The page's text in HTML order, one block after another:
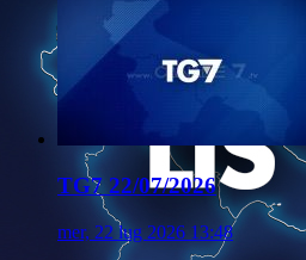
TG7 22/07/2026
mer, 22 lug 2026 13:48